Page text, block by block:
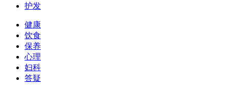
护发
健康
饮食
保养
心理
妇科
答疑